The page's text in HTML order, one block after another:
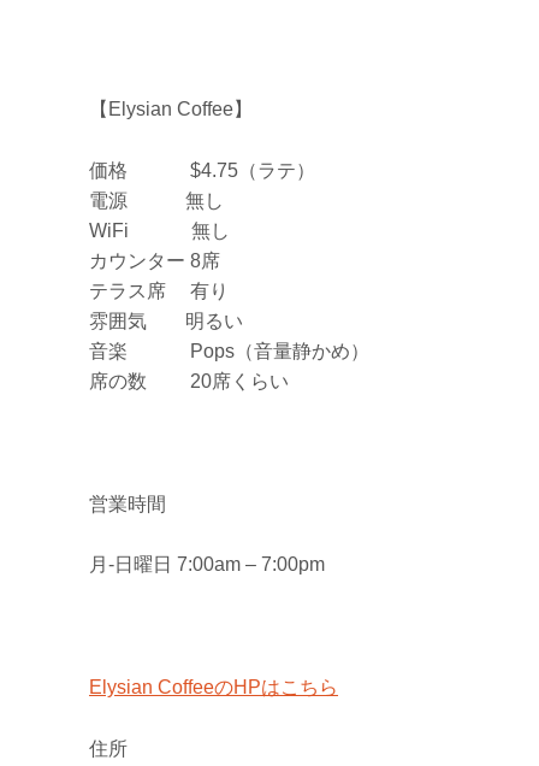
【Elysian Coffee】
価格 $4.75（ラテ）
電源 無し
WiFi 無し
カウンター 8席
テラス席 有り
雰囲気 明るい
音楽 Pops（音量静かめ）
席の数 20席くらい
営業時間
月-日曜日 7:00am – 7:00pm
Elysian CoffeeのHPはこちら
住所